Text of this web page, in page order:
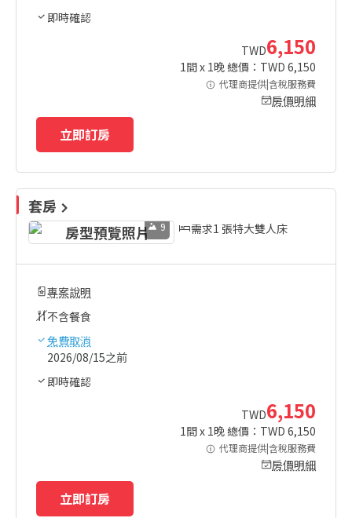
即時確認
TWD6,150
1間 x 1晚 總價：TWD 6,150
代理商提供|含稅服務費
房價明細
立即訂房
套房
9 需求1 張特大雙人床
專案說明
不含餐食
免費取消
2026/08/15之前
即時確認
TWD6,150
1間 x 1晚 總價：TWD 6,150
代理商提供|含稅服務費
房價明細
立即訂房